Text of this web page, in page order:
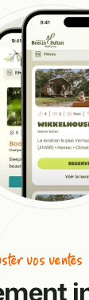
vos ventes